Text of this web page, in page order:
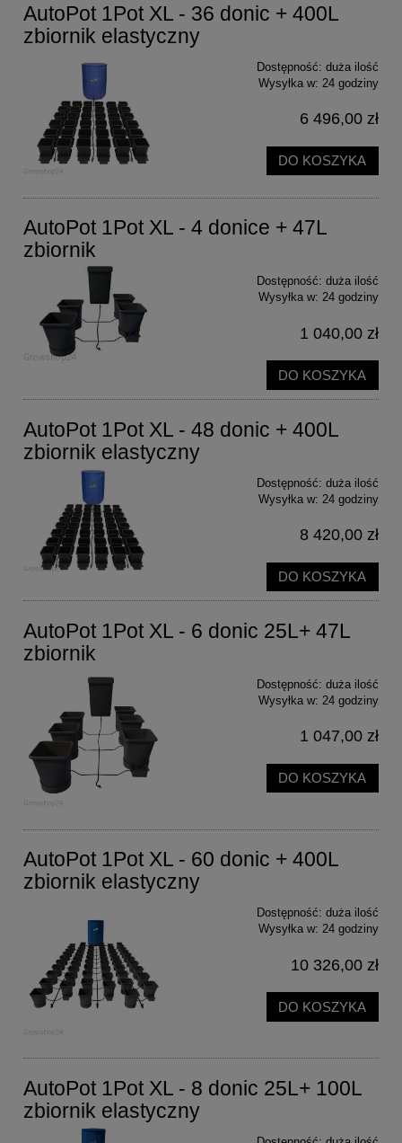
AutoPot 1Pot XL - 36 donic + 400L
zbiornik elastyczny
Dostępność: duża ilość
Wysyłka w: 24 godziny
6 496,00 zł
DO KOSZYKA
AutoPot 1Pot XL - 4 donice + 47L
zbiornik
Dostępność: duża ilość
Wysyłka w: 24 godziny
1 040,00 zł
DO KOSZYKA
AutoPot 1Pot XL - 48 donic + 400L
zbiornik elastyczny
Dostępność: duża ilość
Wysyłka w: 24 godziny
8 420,00 zł
DO KOSZYKA
AutoPot 1Pot XL - 6 donic 25L+ 47L
zbiornik
Dostępność: duża ilość
Wysyłka w: 24 godziny
1 047,00 zł
DO KOSZYKA
AutoPot 1Pot XL - 60 donic + 400L
zbiornik elastyczny
Dostępność: duża ilość
Wysyłka w: 24 godziny
10 326,00 zł
DO KOSZYKA
AutoPot 1Pot XL - 8 donic 25L+ 100L
zbiornik elastyczny